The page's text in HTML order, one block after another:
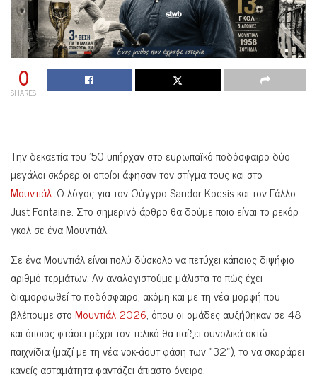
0
SHARES
Την δεκαετία του ’50 υπήρχαν στο ευρωπαϊκό ποδόσφαιρο δύο
μεγάλοι σκόρερ οι οποίοι άφησαν τον στίγμα τους και στο
Μουντιάλ. Ο λόγος για τον Ούγγρο Sandor Kocsis και τον Γάλλο
Just Fontaine. Στο σημερινό άρθρο θα δούμε ποιο είναι το ρεκόρ
γκολ σε ένα Μουντιάλ.
Σε ένα Μουντιάλ είναι πολύ δύσκολο να πετύχει κάποιος διψήφιο
αριθμό τερμάτων. Αν αναλογιστούμε μάλιστα το πώς έχει
διαμορφωθεί το ποδόσφαιρο, ακόμη και με τη νέα μορφή που
βλέπουμε στοΜουντιάλ 2026, όπου οι ομάδες αυξήθηκαν σε 48
και όποιος φτάσει μέχρι τον τελικό θα παίξει συνολικά οκτώ
παιχνίδια (μαζί με τη νέα νοκ-άουτ φάση των «32»), το να σκοράρει
κανείς ασταμάτητα φαντάζει άπιαστο όνειρο.